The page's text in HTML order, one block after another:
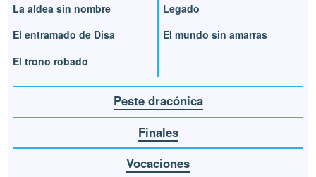
La aldea sin nombre
El entramado de Disa
El trono robado
Legado
El mundo sin amarras
Peste dracónica
Finales
Vocaciones